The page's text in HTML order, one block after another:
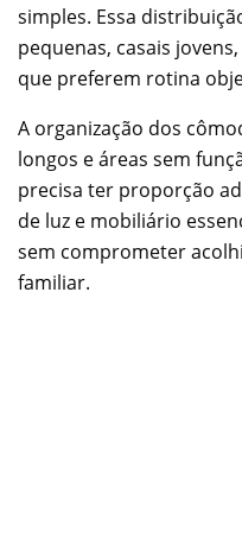
simples. Essa
pequenas, casais
que preferem rotina
A organização dos
longos e áreas sem
precisa ter proporção
de luz e mobiliário
sem comprometer
familiar.